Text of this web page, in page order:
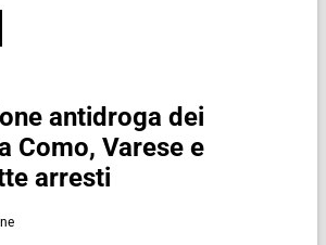
antidroga dei
Como, Varese e
arresti